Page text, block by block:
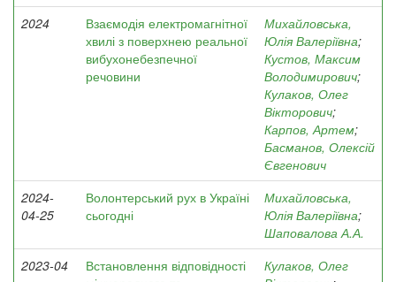
2024
Взаємодія електромагнітної
хвилі з поверхнею реальної
вибухонебезпечної
речовини
Михайловська,
Юлія Валеріївна;
Кустов, Максим
Володимирович;
Кулаков, Олег
Вікторович;
Карпов, Артем;
Басманов, Олексій
Євгенович
2024-
04-25
Волонтерський рух в Україні
сьогодні
Михайловська,
Юлія Валеріївна;
Шаповалова А.А.
2023-04
Встановлення відповідності
Кулаков, Олег